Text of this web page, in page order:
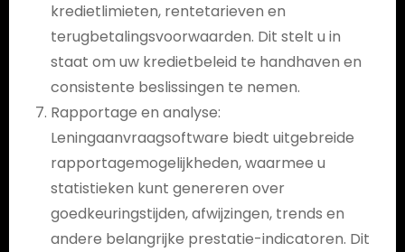
kredietlimieten, rentetarieven en
terugbetalingsvoorwaarden. Dit stelt u in
staat om uw kredietbeleid te handhaven en
consistente beslissingen te nemen.
Rapportage en analyse:
Leningaanvraagsoftware biedt uitgebreide
rapportagemogelijkheden, waarmee u
statistieken kunt genereren over
goedkeuringstijden, afwijzingen, trends en
andere belangrijke prestatie-indicatoren. Dit